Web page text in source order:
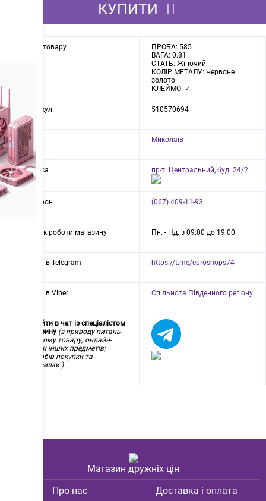
КУПИТИ
Опис товару
ПРОБА: 585
ВАГА: 0.81
СТАТЬ: Жіночий
КОЛІР МЕТАЛУ: Червоне
золото
КЛЕЙМО: ✓
Артикул 510570694
Місто Миколаїв
Адреса пр-т. Центральний, буд. 24/2
Телефон (067) 409-11-93
Графік роботи магазину Пн. - Нд. з 09:00 до 19:00
Група в Telegram https://t.me/euroshops74
Група в Viber Спільнота Південного регіону
Перейти в чат із спеціалістом
магазину (з приводу питань
по цьому товару; онлайн-
оцінки інших предметів;
способів покупки та
пересилки )
Магазин дружніх цін
Про нас
Доставка і оплата